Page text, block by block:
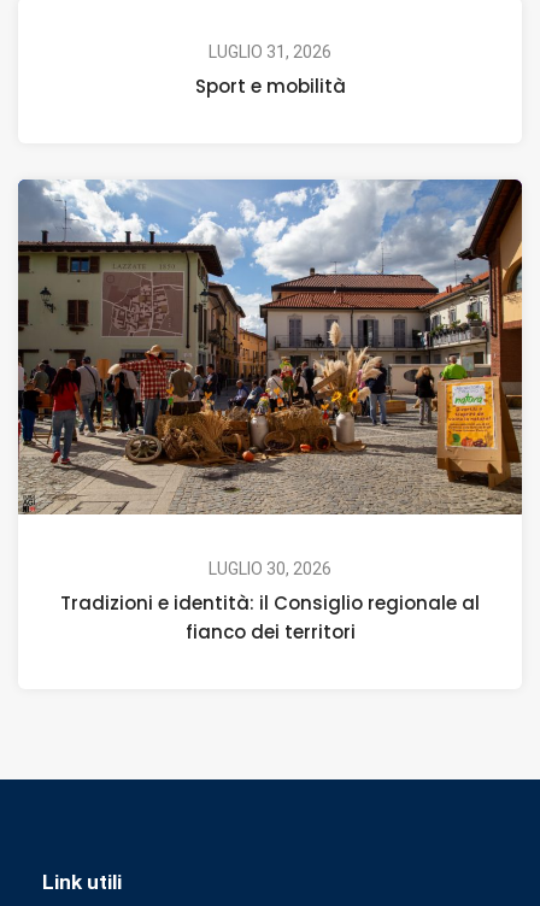
LUGLIO 31, 2026
Sport e mobilità
LUGLIO 30, 2026
Tradizioni e identità: il Consiglio regionale al
fianco dei territori
Link utili